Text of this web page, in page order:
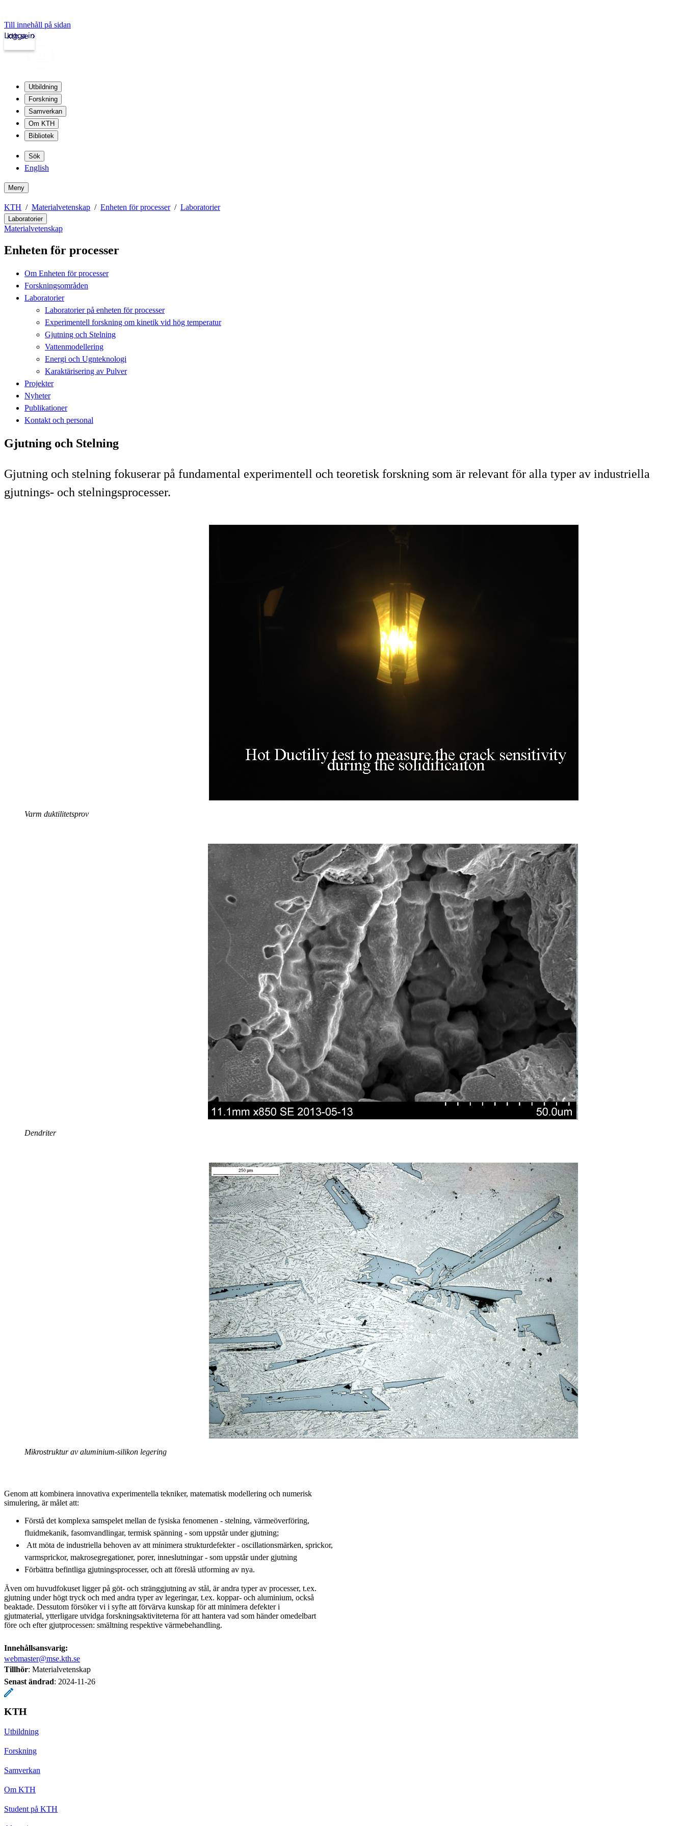
Till innehåll på sidan
kth.se
Logga in
Utbildning
Forskning
Samverkan
Om KTH
Bibliotek
Sök
English
Meny
KTH Materialvetenskap Enheten för processer Laboratorier
Laboratorier
Materialvetenskap
Enheten för processer
Om Enheten för processer
Forskningsområden
Laboratorier
Laboratorier på enheten för processer
Experimentell forskning om kinetik vid hög temperatur
Gjutning och Stelning
Vattenmodellering
Energi och Ugnteknologi
Karaktärisering av Pulver
Projekter
Nyheter
Publikationer
Kontakt och personal
Gjutning och Stelning
Gjutning och stelning fokuserar på fundamental experimentell och teoretisk forskning som är relevant för alla typer av industriella
gjutnings- och stelningsprocesser.
Varm duktilitetsprov
Dendriter
Mikrostruktur av aluminium-silikon legering
Genom att kombinera innovativa experimentella tekniker, matematisk modellering och numerisk
simulering, är målet att:
Förstå det komplexa samspelet mellan de fysiska fenomenen - stelning, värmeöverföring,
fluidmekanik, fasomvandlingar, termisk spänning - som uppstår under gjutning;
Att möta de industriella behoven av att minimera strukturdefekter - oscillationsmärken, sprickor,
varmsprickor, makrosegregationer, porer, inneslutningar - som uppstår under gjutning
Förbättra befintliga gjutningsprocesser, och att föreslå utforming av nya.
Även om huvudfokuset ligger på göt- och stränggjutning av stål, är andra typer av processer, t.ex.
gjutning under högt tryck och med andra typer av legeringar, t.ex. koppar- och aluminium, också
beaktade. Dessutom försöker vi i syfte att förvärva kunskap för att minimera defekter i
gjutmaterial, ytterligare utvidga forskningsaktiviteterna för att hantera vad som händer omedelbart
före och efter gjutprocessen: smältning respektive värmebehandling.
Innehållsansvarig:
webmaster@mse.kth.se
Tillhör: Materialvetenskap
Senast ändrad: 2024-11-26
KTH
Utbildning
Forskning
Samverkan
Om KTH
Student på KTH